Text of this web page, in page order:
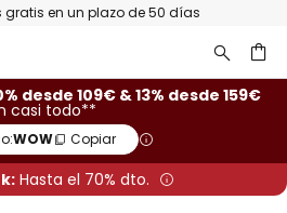
gratis en un plazo de 50 días
desde 109€ & 13% desde 159€
casi todo**
WOW Copiar
Hasta el 70% dto.